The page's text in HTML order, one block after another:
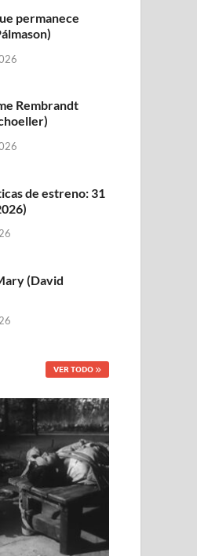
permanece
Rembrandt
de estreno: 31
(David
VER TODO